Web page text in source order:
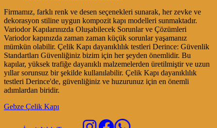
Firmamız, farklı renk ve desen seçenekleri sunarak, her zevke ve
dekorasyon stiline uygun kompozit kapı modelleri sunmaktadır.
Variodor Kapılarınızda Oluşabilecek Sorunlar ve Çözümleri
Variodor kapınızda zaman zaman küçük sorunlar yaşamanız
mümkün olabilir. Çelik Kapı dayanıklılık testleri Derince: Güvenlik
Standartları Güvenliğiniz bizim için her şeyden önemlidir. Bu
kapılar, yüksek trafiğe dayanıklı malzemelerden üretilmiştir ve uzun
yıllar sorunsuz bir şekilde kullanılabilir. Çelik Kapı dayanıklılık
testleri Derince'de, güvenliğiniz ve huzurunuz için en önemli
adımlardan biridir.
Gebze Çelik Kapı